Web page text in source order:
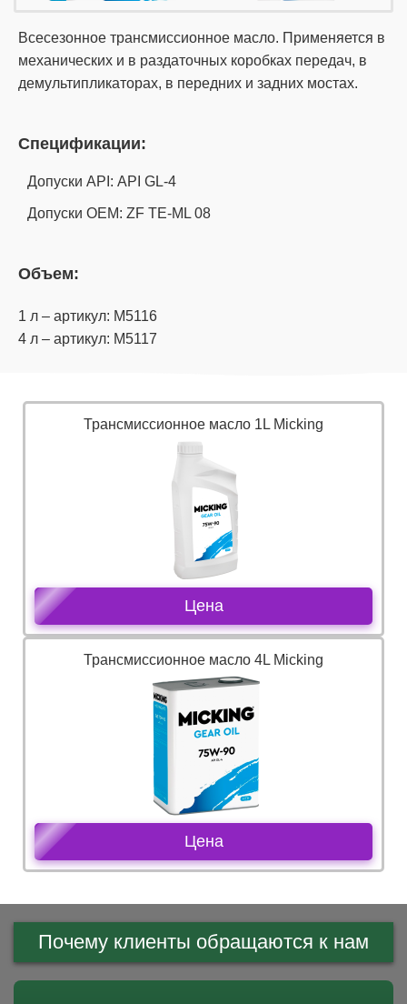
Всесезонное трансмиссионное масло. Применяется в
механических и в раздаточных коробках передач, в
демультипликаторах, в передних и задних мостах.
Спецификации:
Допуски API: API GL-4
Допуски OEM: ZF TE-ML 08
Объем:
1 л – артикул: M5116
4 л – артикул: M5117
Трансмиссионное масло 1L Micking
Цена
Трансмиссионное масло 4L Micking
Цена
Почему клиенты обращаются к нам